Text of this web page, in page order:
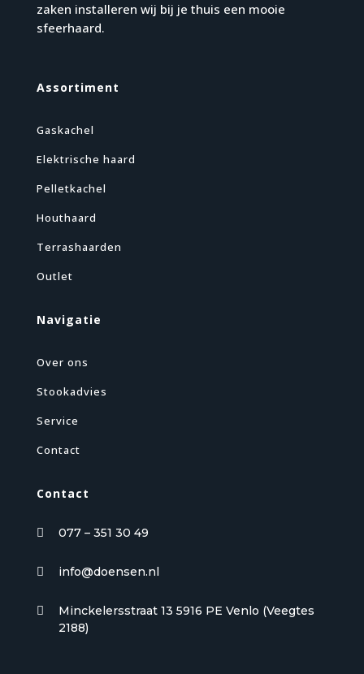
zaken installeren wij bij je thuis een mooie
sfeerhaard.
Assortiment
Gaskachel
Elektrische haard
Pelletkachel
Houthaard
Terrashaarden
Outlet
Navigatie
Over ons
Stookadvies
Service
Contact
Contact
 077 – 351 30 49
 info@doensen.nl

Minckelersstraat 13 5916 PE Venlo (Veegtes
2188)